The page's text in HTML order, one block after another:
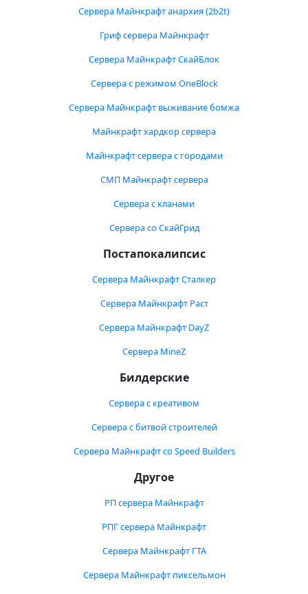
Сервера Майнкрафт анархия (2b2t)
Гриф сервера Майнкрафт
Сервера Майнкрафт СкайБлок
Сервера с режимом OneBlock
Сервера Майнкрафт выживание бомжа
Майнкрафт хардкор сервера
Майнкрафт сервера с городами
СМП Майнкрафт сервера
Сервера с кланами
Сервера со СкайГрид
Постапокалипсис
Сервера Майнкрафт Сталкер
Сервера Майнкрафт Раст
Сервера Майнкрафт DayZ
Сервера MineZ
Билдерские
Сервера с креативом
Сервера с битвой строителей
Сервера Майнкрафт со Speed Builders
Другое
РП сервера Майнкрафт
РПГ сервера Майнкрафт
Сервера Майнкрафт ГТА
Сервера Майнкрафт пиксельмон